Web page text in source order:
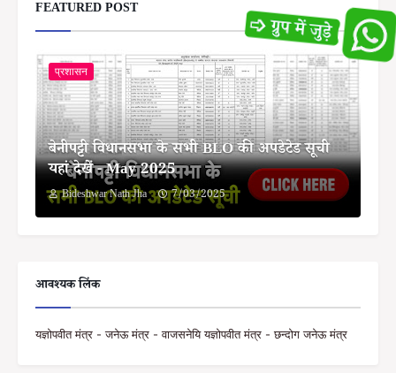
FEATURED POST
प्रशासन
बेनीपट्टी विधानसभा के सभी BLO की अपडेटेड सूची
यहां देखें - May 2025
Bideshwar Nath Jha 7/03/2025
आवश्यक लिंक
यज्ञोपवीत मंत्र - जनेऊ मंत्र - वाजसनेयि यज्ञोपवीत मंत्र - छन्दोग जनेऊ मंत्र